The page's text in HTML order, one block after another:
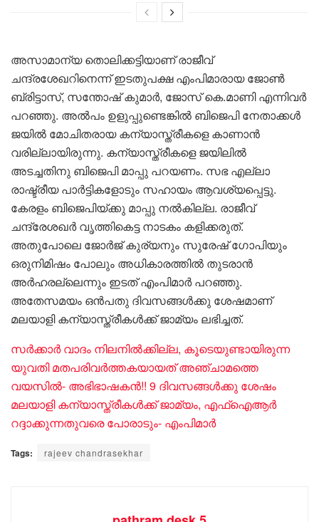
അസാമാന്യ തൊലിക്കട്ടിയാണ് രാജീവ്
ചന്ദ്രശേഖറിനെന്ന് ഇടതുപക്ഷ എംപിമാരായ ജോൺ
ബ്രിട്ടാസ്, സന്തോഷ് കുമാർ, ജോസ് കെ.മാണി എന്നിവർ
പറഞ്ഞു. അൽപം ഉളുപ്പുണ്ടെങ്കിൽ ബിജെപി നേതാക്കൾ
ജയിൽ മോചിതരായ കന്യാസ്ത്രീകളെ കാണാൻ
വരില്ലായിരുന്നു. കന്യാസ്ത്രീകളെ ജയിലിൽ
അടച്ചതിനു ബിജെപി മാപ്പു പറയണം. സഭ എല്ലാ
രാഷ്ട്രീയ പാർട്ടികളോടും സഹായം ആവശ്യപ്പെട്ടു.
കേരളം ബിജെപിയ്ക്കു മാപ്പു നൽകില്ല. രാജീവ്
ചന്ദ്രേശഖർ വൃത്തികെട്ട നാടകം കളിക്കരുത്.
അതുപോലെ ജോർജ് കുര്യനും സുരേഷ് ഗോപിയും
ഒരുനിമിഷം പോലും അധികാരത്തിൽ തുടരാൻ
അർഹരല്ലെന്നും ഇടത് എംപിമാർ പറഞ്ഞു.
അതേസമയം ഒൻപതു ദിവസങ്ങൾക്കു ശേഷമാണ്
മലയാളി കന്യാസ്ത്രീകൾക്ക് ജാമ്യം ലഭിച്ചത്.
സർക്കാർ വാദം നിലനിൽക്കില്ല, കൂടെയുണ്ടായിരുന്ന
യുവതി മതപരിവർത്തകയായത് അഞ്ചാമത്തെ
വയസിൽ- അഭിഭാഷകൻ!! 9 ദിവസങ്ങൾക്കു ശേഷം
മലയാളി കന്യാസ്ത്രീകൾക്ക് ജാമ്യം, എഫ്ഐആർ
റദ്ദാക്കുന്നതുവരെ പോരാടും- എംപിമാർ
Tags: rajeev chandrasekhar